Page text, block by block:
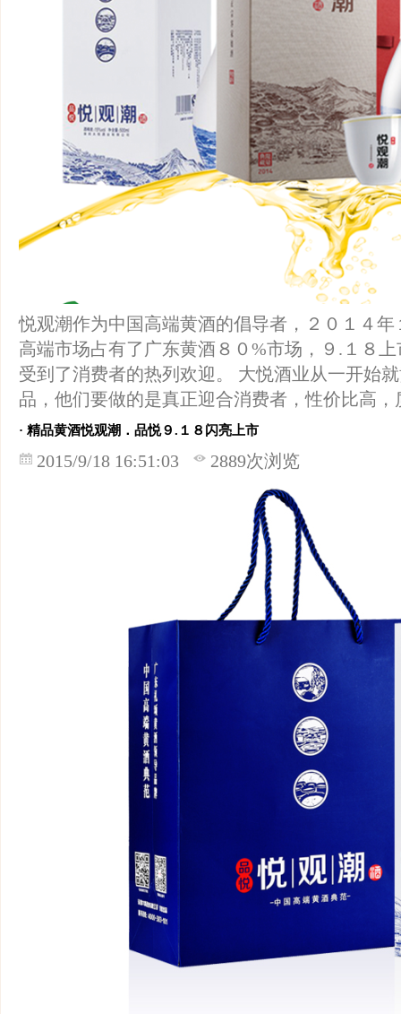
悦观潮作为中国高端黄酒的倡导者，２０１４年
高端市场占有了广东黄酒８０%市场，９.１８上
受到了消费者的热列欢迎。 大悦酒业从一开始
品，他们要做的是真正迎合消费者，性价比高
· 精品黄酒悦观潮．品悦９.１８闪亮上市
2015/9/18 16:51:03 2889次浏览